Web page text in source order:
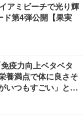
アミビーチで光り輝
ド第4弾公開【果実
疫力向上ベタベタ
養満点で体に良さそ
いつもすごい」と反